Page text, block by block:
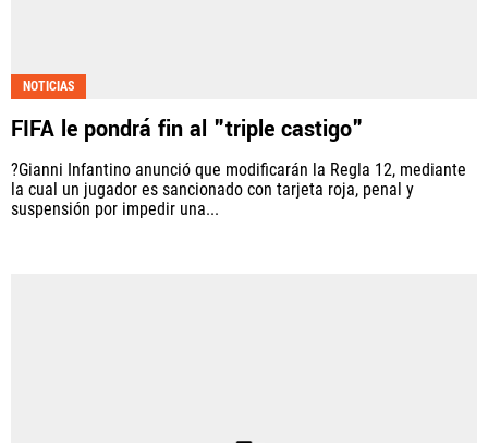
NOTICIAS
FIFA le pondrá fin al "triple castigo"
?Gianni Infantino anunció que modificarán la Regla 12, mediante
la cual un jugador es sancionado con tarjeta roja, penal y
suspensión por impedir una...